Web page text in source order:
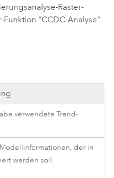
Raster-
Funktion "CCDC-Analyse"
verwendete Trend-
der in
werden soll.